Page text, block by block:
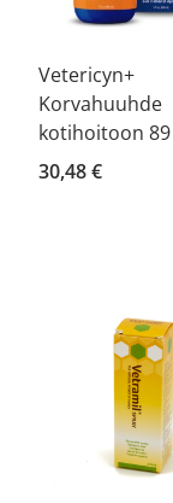
Vetericyn+
Korvahuuhde
kotihoitoon
30,48 €